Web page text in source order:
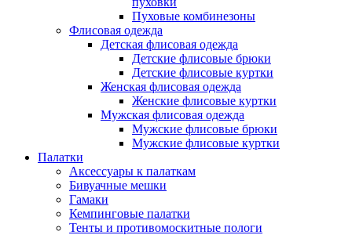
Пуховые комбинезоны
Флисовая одежда
Детская флисовая одежда
Детские флисовые брюки
Детские флисовые куртки
Женская флисовая одежда
Женские флисовые куртки
Мужская флисовая одежда
Мужские флисовые брюки
Мужские флисовые куртки
Палатки
Аксессуары к палаткам
Бивуачные мешки
Гамаки
Кемпинговые палатки
Тенты и противомоскитные пологи